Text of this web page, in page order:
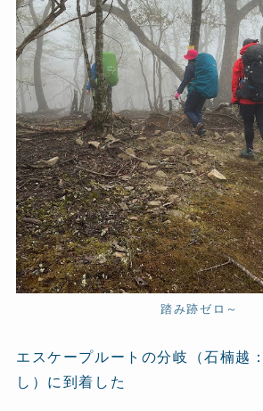
踏み跡ゼロ～
エスケープルートの分岐（石楠越
し）に到着した